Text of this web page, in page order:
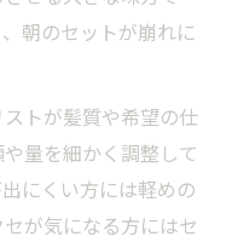
朝のセットが崩れに
トが髪質や希望の仕
量を細かく調整して
にくい方には軽めの
が気になる方にはセ